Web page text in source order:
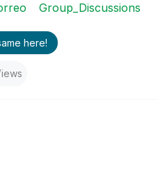
Group_Discussions
here!